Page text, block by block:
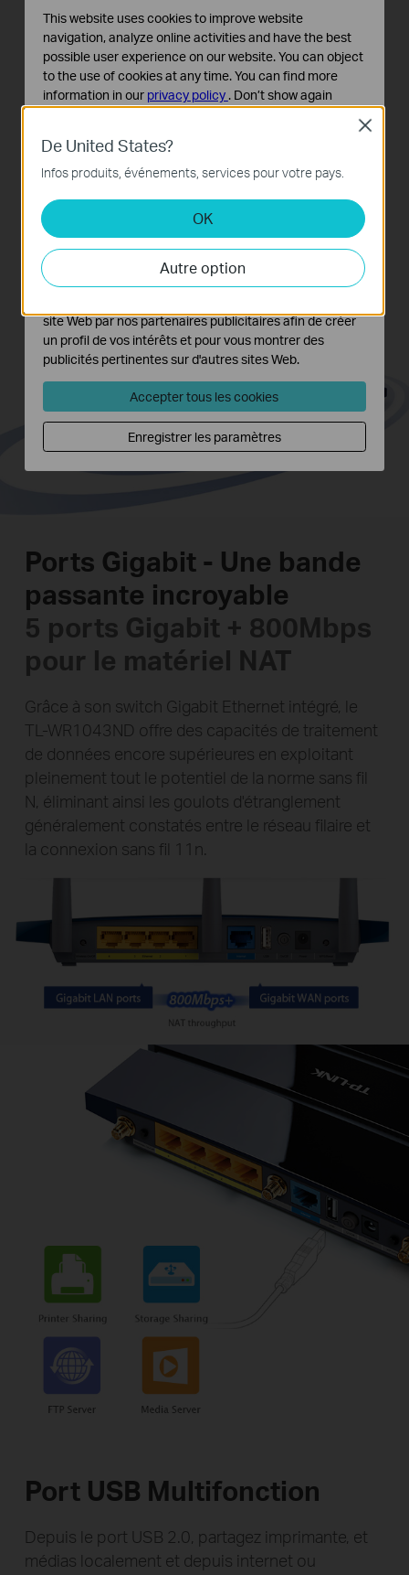
3 antennes 5dBi
3 antennes externes de 5dBi combinées avec
une technologe d'émission radio WiFi,
procure une bonne couverture des ondes avec
les meilleures performances de la norme N.
Ports Gigabit - Une bande
passante incroyable
5 ports Gigabit + 800Mbps
pour le matériel NAT
Grâce à son switch Gigabit Ethernet intégré, le
TL-WR1043ND offre des capacités de traitement
de données encore supérieures en exploitant
pleinement tout le potentiel de la norme sans fil
N, éliminant ainsi les goulots d'étranglement
généralement constatés entre le réseau filaire et
la connexion sans fil 11n.
Port USB Multifonction
Depuis le port USB 2.0, partagez imprimante, et
médias localement et depuis internet ou
De United States?
Infos produits, événements, services pour votre pays.
OK
Autre option
Close
This website uses cookies to improve website
navigation, analyze online activities and have the best
possible user experience on our website. You can object
to the use of cookies at any time. You can find more
information in our privacy policy . Don’t show again
Ces cookies sont nécessaires au fonctionnement du
site Web et ne peuvent pas être désactivés dans vos
systèmes.
Cookies d'analyse et marketing
Les cookies d'analyse nous permettent d'analyser vos
activités sur notre site Web pour améliorer et ajuster les
fonctionnalités de notre site Web.
site Web par nos partenaires publicitaires afin de créer
un profil de vos intérêts et pour vous montrer des
publicités pertinentes sur d'autres sites Web.
Accepter tous les cookies
Enregistrer les paramètres